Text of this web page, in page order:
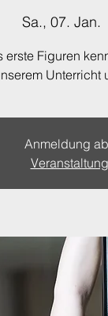
Sa., 07. Jan.
erste Figuren
Unterricht
Anmeldung